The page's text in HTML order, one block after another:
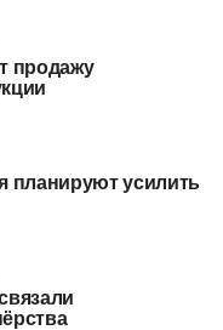
продажу
планируют усилить